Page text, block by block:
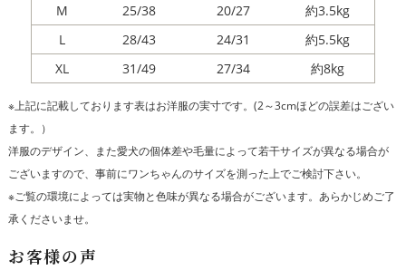
M
25/38 20/27
約3.5kg
L
28/43 24/31
約5.5kg
XL
31/49 27/34 約8kg
※上記に記載しております表はお洋服の実寸です。(2～3cmほどの誤差はござい
ます。）
洋服のデザイン、また愛犬の個体差や毛量によって若干サイズが異なる場合が
ございますので、事前にワンちゃんのサイズを測った上でご検討下さい。
※ご覧の環境によっては実物と色味が異なる場合がございます。あらかじめご了
承くださいませ。
お客様の声